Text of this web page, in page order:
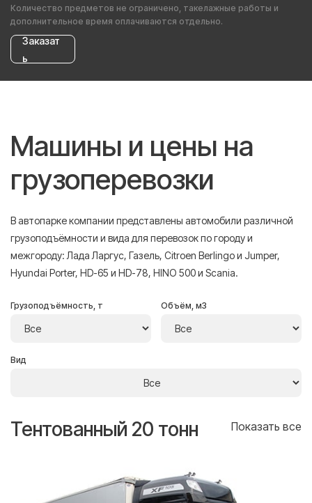
Количество предметов не ограничено, такелажные работы и
дополнительное время оплачиваются отдельно.
Заказат
ь
Машины и цены на
грузоперевозки
В автопарке компании представлены автомобили различной
грузоподъёмности и вида для перевозок по городу и
межгороду: Лада Ларгус, Газель, Citroen Berlingo и Jumper,
Hyundai Porter, HD-65 и HD-78, HINO 500 и Scania.
Грузоподъёмность, т Объём, м3
Вид
Тентованный 20 тонн Показать все